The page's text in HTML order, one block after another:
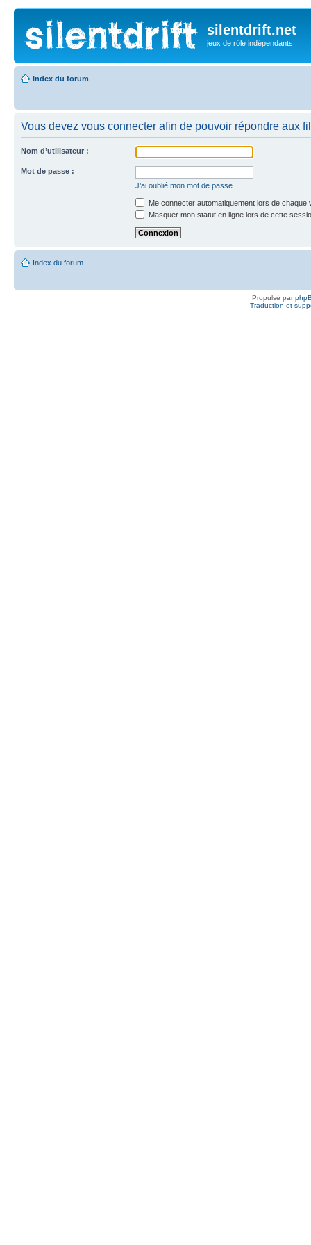
silentdrift.net
jeux de rôle indépendants
Index du forum
Vous devez vous connecter afin de pouvoir répondre aux
Nom d’utilisateur :
Mot de passe :
J’ai oublié mon mot de passe
Me connecter automatiquement lors de chaque
Masquer mon statut en ligne lors de cette
Index du forum
Propulsé par
Traduction et